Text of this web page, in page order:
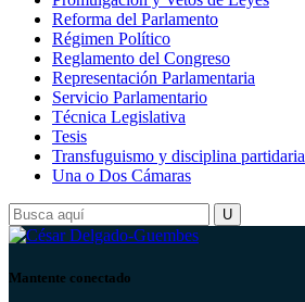
Reforma del Parlamento
Régimen Político
Reglamento del Congreso
Representación Parlamentaria
Servicio Parlamentario
Técnica Legislativa
Tesis
Transfuguismo y disciplina partidaria
Una o Dos Cámaras
Mantente conectado